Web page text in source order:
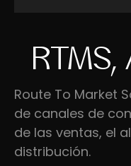
Route To Market
de canales de
de las ventas, el
distribución.